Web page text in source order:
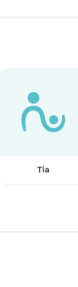
Tia